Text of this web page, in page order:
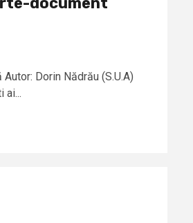
Dorin Nădrău (S.U.A)
ai...